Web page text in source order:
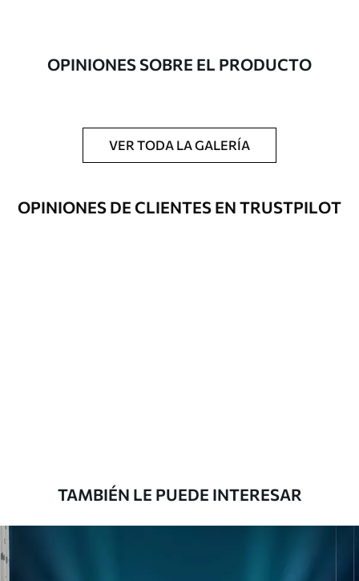
Adicionalmente
Disponible con recubrimiento de barniz
esponja suave. Los murales de pared con
recubrimiento de barniz pueden
Método de
Hasta 360 cm de altura: aplicación sin
Vinilo Premium
199833.33119900.00$/m²
OPINIONES SOBRE EL PRODUCTO
VER TODA LA GALERÍA
OPINIONES DE CLIENTES EN TRUSTPILOT
TAMBIÉN LE PUEDE INTERESAR